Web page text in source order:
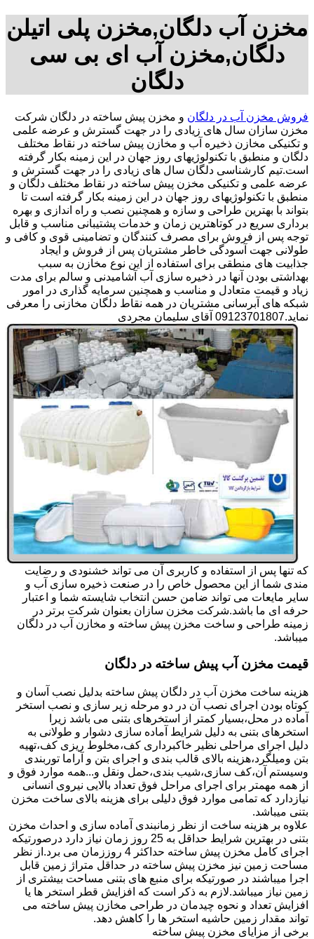
مخزن آب دلگان,مخزن پلی اتیلن
دلگان,مخزن آب ای بی سی
دلگان
فروش مخزن آب در دلگان و مخزن پیش ساخته در دلگان شرکت
مخزن سازان سال های زیادی را در جهت گسترش و عرضه علمی
و تکنیکی مخازن ذخیره آب و مخازن پیش ساخته در نقاط مختلف
دلگان و منطبق با تکنولوژیهای روز جهان در این زمینه بکار گرفته
است.تیم کارشناسی دلگان سال های زیادی را در جهت گسترش و
عرضه علمی و تکنیکی مخزن پیش ساخته در نقاط مختلف دلگان و
منطبق با تکنولوژیهای روز جهان در این زمینه بکار گرفته است تا
بتواند با بهترین طراحی و سازه و همچنین نصب و راه اندازی و بهره
برداری سریع در کوتاهترین زمان و خدمات پشتیبانی مناسب و قابل
توجه پس از فروش برای مصرف کنندگان و تضامینی قوی و کافی و
طولانی جهت آسودگی خاطر مشتریان پس از فروش و ایجاد
جذابیت های منطقی برای استفاده از این نوع مخازن به سبب
بهداشتی بودن آنها در ذخیره سازی آب آشامیدنی و سالم برای مدت
زیاد و قیمت متعادل و مناسب و همچنین سرمایه گذاری در امور
شبکه های آبرسانی مشتریان در همه نقاط دلگان مخازنی را معرفی
نماید.09123701807 آقای سلیمان مجردی
که تنها پس از استفاده و کاربری آن می تواند خشنودی و رضایت
مندی شما از این محصول خاص را در صنعت ذخیره سازی آب و
سایر مایعات می تواند ضامن حسن انتخاب شایسته شما و اعتبار
حرفه ای ما باشد.شرکت مخزن سازان بعنوان شرکت برتر در
زمینه طراحی و ساخت مخزن پیش ساخته و مخازن آب در دلگان
میباشد.
قیمت مخزن آب پیش ساخته در دلگان
هزینه ساخت مخزن آب در دلگان پیش ساخته بدلیل نصب آسان و
کوتاه بودن اجرای نصب آن در دو مرحله زیر سازی و نصب استخر
آماده در محل،بسیار کمتر از استخرهای بتنی می باشد زیرا
استخرهای بتنی به دلیل شرایط آماده سازی دشوار و طولانی به
دلیل اجرای مراحلی نظیر خاکبرداری کف،مخلوط ریزی کف،تهیه
بتن ومیلگرد،هزینه بالای قالب بندی و اجرای بتن و آراما توربندی
وسیستم آن،کف سازی،شیب بندی،حمل ونقل و...همه موارد فوق و
از همه مهمتر برای اجرای مراحل فوق تعداد بالایی نیروی انسانی
نیازدارد که تمامی موارد فوق دلیلی برای هزینه بالای ساخت مخزن
بتنی میباشد.
علاوه بر هزینه ساخت از نظر زمانبندی آماده سازی و احداث مخزن
بتنی در بهترین شرایط حداقل به 25 روز زمان نیاز دارد درصورتیکه
اجرای کامل مخزن پیش ساخته حداکثر 4 روززمان می برد.از نظر
مساحت زمین نیز مخزن پیش ساخته در حداقل متراژ زمین قابل
اجرا میباشند در صورتیکه برای منبع های بتنی مساحت بیشتری از
زمین نیاز میباشد.لازم به ذکر است که افزایش قطر استخر ها یا
افزایش تعداد و نحوه چیدمان در طراحی مخازن پیش ساخته می
تواند مقدار زمین حاشیه استخر ها را کاهش دهد.
برخی از مزایای مخزن پیش ساخته